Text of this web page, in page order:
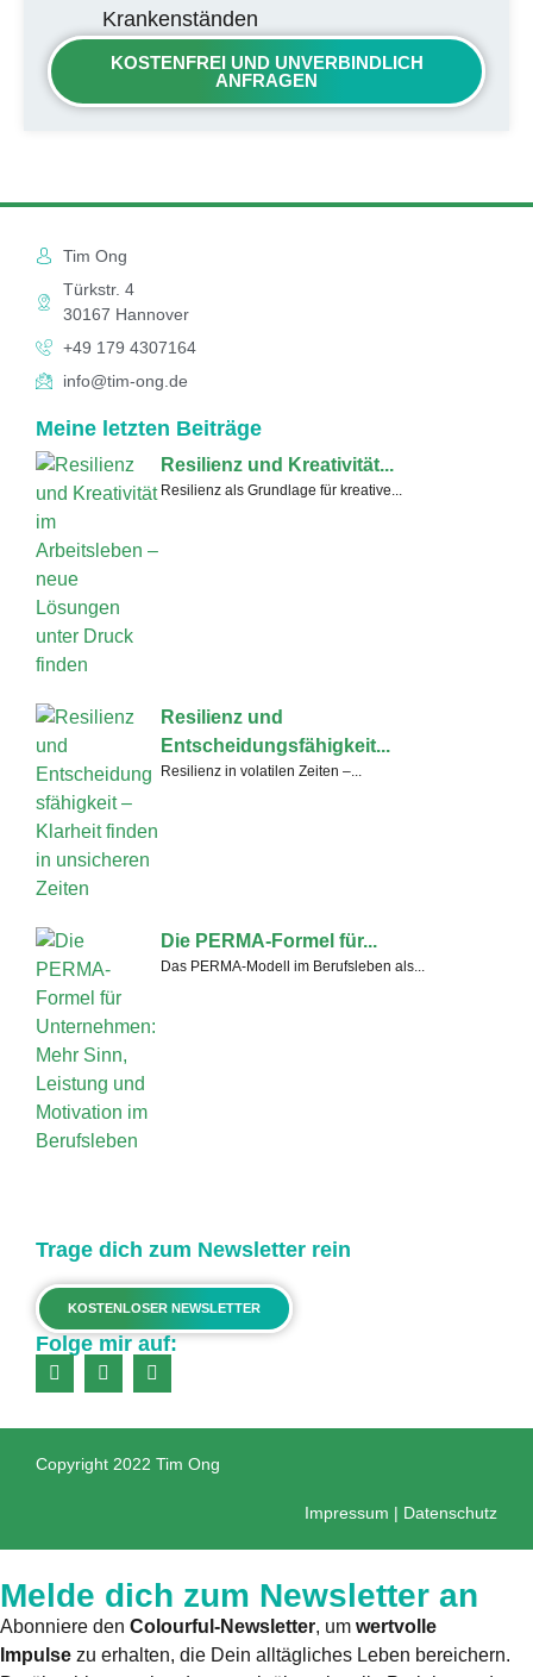
Krankenständen
KOSTENFREI UND UNVERBINDLICH
ANFRAGEN
Tim Ong
Türkstr. 4
30167 Hannover
+49 179 4307164
info@tim-ong.de
Meine letzten Beiträge
Resilienz und Kreativität...
Resilienz als Grundlage für kreative...
Resilienz und
Entscheidungsfähigkeit...
Resilienz in volatilen Zeiten –...
Die PERMA-Formel für...
Das PERMA-Modell im Berufsleben als...
Trage dich zum Newsletter rein
KOSTENLOSER NEWSLETTER
Folge mir auf:
Copyright 2022 Tim Ong
Impressum | Datenschutz
Melde dich zum Newsletter an
Abonniere den Colourful-Newsletter, um wertvolle
Impulse zu erhalten, die Dein alltägliches Leben bereichern.